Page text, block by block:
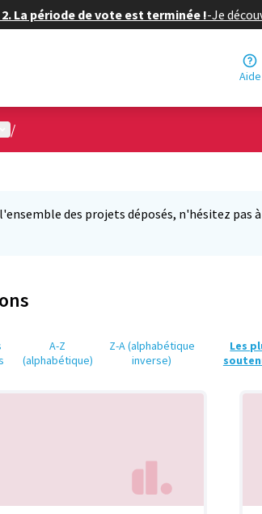
La période de vote est terminée !-Je
Aide
utilisateur
/
des projets déposés, n'hésitez
A-Z
(alphabétique)
Z-A (alphabétique
inverse)
Les